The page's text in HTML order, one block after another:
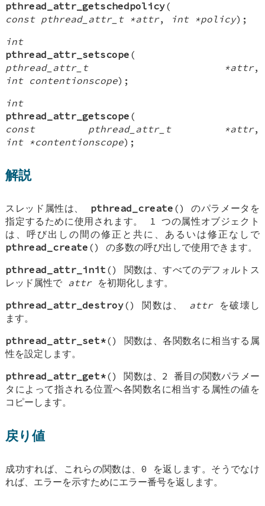
pthread_attr_getschedpolicy(
const pthread_attr_t *attr, int *policy);
int
pthread_attr_setscope (
pthread_attr_t *attr,
int contentionscope);
int
pthread_attr_getscope (
const pthread_attr_t *attr,
int *contentionscope);
解説
スレッド属性は、 pthread_create () のパラメータを
指定するために使用されます。 1 つの属性オブジェクト
は、呼び出しの間の修正と共に、あるいは修正なしで
pthread_create () の多数の呼び出しで使用できます。
pthread_attr_init () 関数は、すべてのデフォルトス
レッド属性で attrを初期化します。
pthread_attr_destroy() 関数は、 attrを破壊し
ます。
pthread_attr_set*() 関数は、各関数名に相当する属
性を設定します。
pthread_attr_get*() 関数は、2 番目の関数パラメー
タによって指される位置へ各関数名に相当する属性の値を
コピーします。
戻り値
成功すれば、これらの関数は、0 を返します。そうでなけ
れば、エラーを示すためにエラー番号を返します。